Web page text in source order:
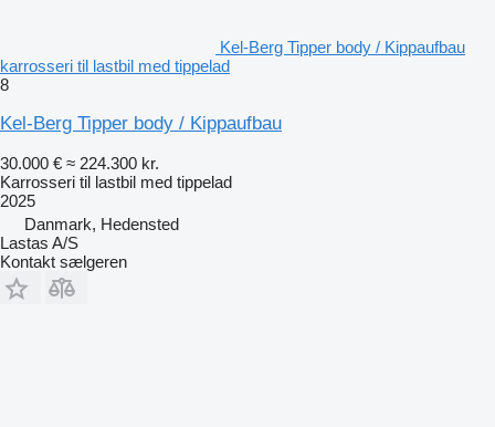
Kel-Berg Tipper body / Kippaufbau
karrosseri til lastbil med tippelad
8
Kel-Berg Tipper body / Kippaufbau
30.000 € ≈ 224.300 kr.
Karrosseri til lastbil med tippelad
2025
Danmark, Hedensted
Lastas A/S
Kontakt sælgeren